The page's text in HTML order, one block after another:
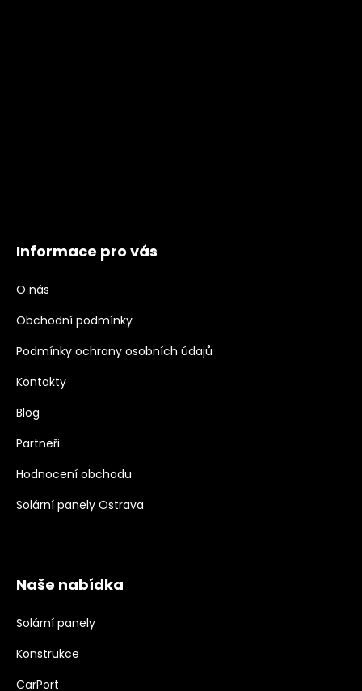
Informace pro vás
O nás
Obchodní podmínky
Podmínky ochrany osobních údajů
Kontakty
Blog
Partneři
Hodnocení obchodu
Solární panely Ostrava
Naše nabídka
Solární panely
Konstrukce
CarPort